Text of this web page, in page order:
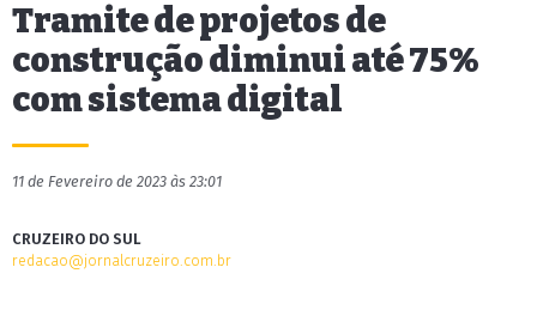
Tramite de projetos de
construção diminui até 75%
com sistema digital
11 de Fevereiro de 2023 às 23:01
CRUZEIRO DO SUL
redacao@jornalcruzeiro.com.br